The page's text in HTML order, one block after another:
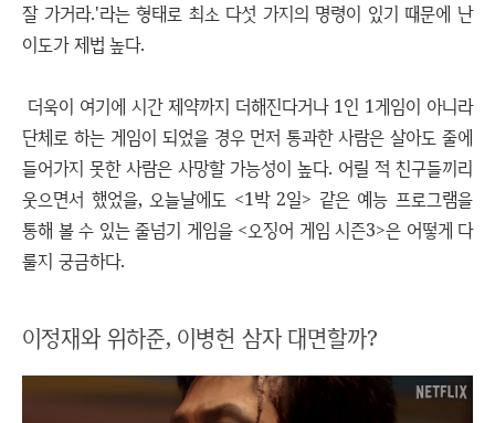
잘 가거라.'라는 형태로 최소 다섯 가지의 명령이 있기 때문에 난
이도가 제법 높다.
더욱이 여기에 시간 제약까지 더해진다거나 1인 1게임이 아니라
단체로 하는 게임이 되었을 경우 먼저 통과한 사람은 살아도 줄에
들어가지 못한 사람은 사망할 가능성이 높다. 어릴 적 친구들끼리
웃으면서 했었을, 오늘날에도 <1박 2일> 같은 예능 프로그램을
통해 볼 수 있는 줄넘기 게임을 <오징어 게임 시즌3>은 어떻게 다
룰지 궁금하다.
이정재와 위하준, 이병헌 삼자 대면할까?